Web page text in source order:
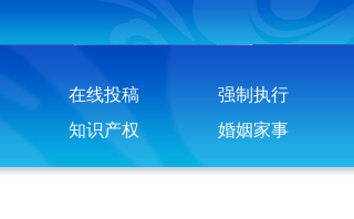
在线投稿 强制执行
知识产权 婚姻家事